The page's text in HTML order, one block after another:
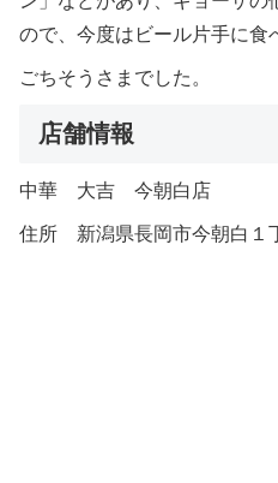
ので、今度はビール片手に食
ごちそうさまでした。
店舗情報
中華 大吉 今朝白店
住所 新潟県長岡市今朝白１